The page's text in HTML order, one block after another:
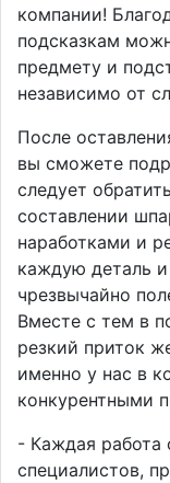
компании!
подсказкам
предмету и
независимо от
После
вы сможете
следует
составлении
наработками и
каждую деталь
чрезвычайно
Вместе с тем в
резкий приток
именно у нас в
конкурентными
- Каждая работа
специалистов,